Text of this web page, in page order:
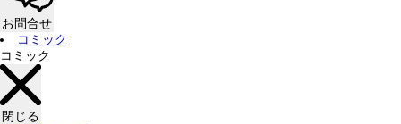
お問合せ
コミック
コミック
閉じる